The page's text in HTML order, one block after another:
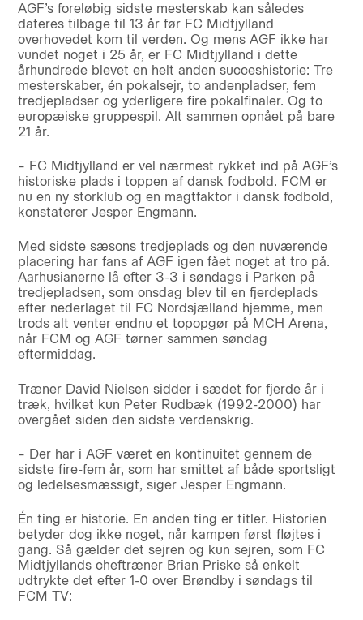
AGF’s foreløbig sidste mesterskab kan således
dateres tilbage til 13 år før FC Midtjylland
overhovedet kom til verden. Og mens AGF ikke har
vundet noget i 25 år, er FC Midtjylland i dette
århundrede blevet en helt anden succeshistorie: Tre
mesterskaber, én pokalsejr, to andenpladser, fem
tredjepladser og yderligere fire pokalfinaler. Og to
europæiske gruppespil. Alt sammen opnået på bare
21 år.
– FC Midtjylland er vel nærmest rykket ind på AGF’s
historiske plads i toppen af dansk fodbold. FCM er
nu en ny storklub og en magtfaktor i dansk fodbold,
konstaterer Jesper Engmann.
Med sidste sæsons tredjeplads og den nuværende
placering har fans af AGF igen fået noget at tro på.
Aarhusianerne lå efter 3-3 i søndags i Parken på
tredjepladsen, som onsdag blev til en fjerdeplads
efter nederlaget til FC Nordsjælland hjemme, men
trods alt venter endnu et topopgør på MCH Arena,
når FCM og AGF tørner sammen søndag
eftermiddag.
Træner David Nielsen sidder i sædet for fjerde år i
træk, hvilket kun Peter Rudbæk (1992-2000) har
overgået siden den sidste verdenskrig.
– Der har i AGF været en kontinuitet gennem de
sidste fire-fem år, som har smittet af både sportsligt
og ledelsesmæssigt, siger Jesper Engmann.
Én ting er historie. En anden ting er titler. Historien
betyder dog ikke noget, når kampen først fløjtes i
gang. Så gælder det sejren og kun sejren, som FC
Midtjyllands cheftræner Brian Priske så enkelt
udtrykte det efter 1-0 over Brøndby i søndags til
FCM TV: